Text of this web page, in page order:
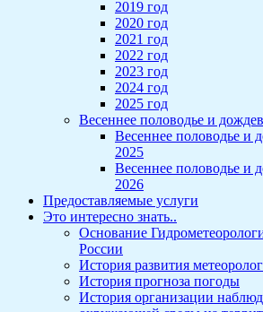
2019 год
2020 год
2021 год
2022 год
2023 год
2024 год
2025 год
Весеннее половодье и
Весеннее половодье и
2025
Весеннее половодье и
2026
Предоставляемые услуги
Это интересно знать..
Основание
России
История развития
История прогноза погоды
История организации